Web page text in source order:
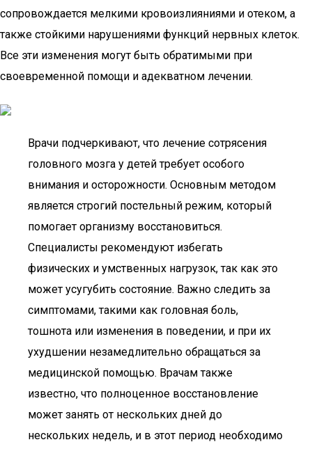
сопровождается мелкими кровоизлияниями и отеком, а
также стойкими нарушениями функций нервных клеток.
Все эти изменения могут быть обратимыми при
своевременной помощи и адекватном лечении.
Врачи подчеркивают, что лечение сотрясения
головного мозга у детей требует особого
внимания и осторожности. Основным методом
является строгий постельный режим, который
помогает организму восстановиться.
Специалисты рекомендуют избегать
физических и умственных нагрузок, так как это
может усугубить состояние. Важно следить за
симптомами, такими как головная боль,
тошнота или изменения в поведении, и при их
ухудшении незамедлительно обращаться за
медицинской помощью. Врачам также
известно, что полноценное восстановление
может занять от нескольких дней до
нескольких недель, и в этот период необходимо